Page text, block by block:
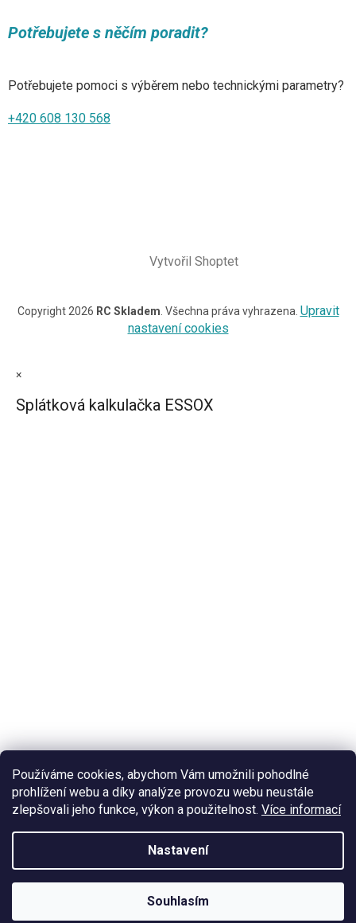
Používáme cookies, abychom Vám umožnili pohodlné
prohlížení webu a díky analýze provozu webu neustále
zlepšovali jeho funkce, výkon a použitelnost. Více informací
Nastavení
Souhlasím
Potřebujete s něčím poradit?
Potřebujete pomoci s výběrem nebo technickými parametry?
+420 608 130 568
Vytvořil Shoptet
Copyright 2026 RC Skladem. Všechna práva vyhrazena. Upravit
nastavení cookies
×
Splátková kalkulačka ESSOX